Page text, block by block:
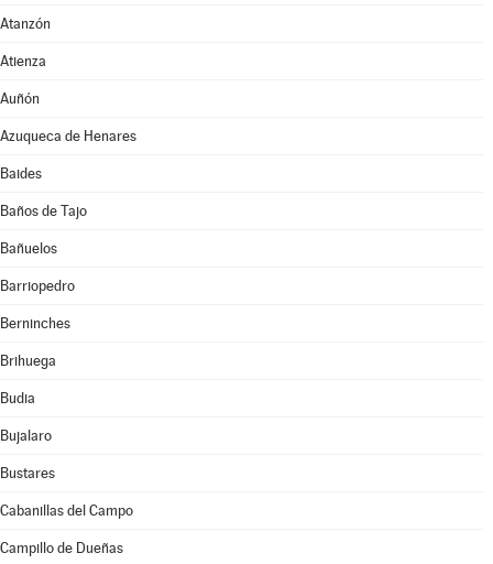
Atanzón
Atienza
Auñón
Azuqueca de Henares
Baides
Baños de Tajo
Bañuelos
Barriopedro
Berninches
Brihuega
Budia
Bujalaro
Bustares
Cabanillas del Campo
Campillo de Dueñas